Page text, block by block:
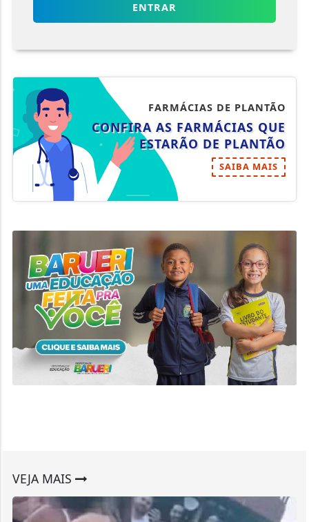
ENTRAR
FARMÁCIAS DE PLANTÃO
CONFIRA AS FARMÁCIAS QUE
ESTARÃO DE PLANTÃO
SAIBA MAIS
VEJA MAIS